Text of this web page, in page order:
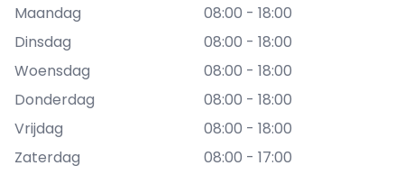
Maandag
08:00 - 18:00
Dinsdag
08:00 - 18:00
Woensdag
08:00 - 18:00
Donderdag
08:00 - 18:00
Vrijdag
08:00 - 18:00
Zaterdag
08:00 - 17:00